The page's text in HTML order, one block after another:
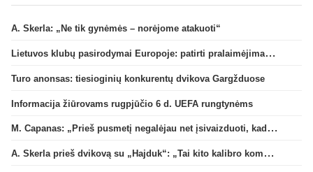
A. Skerla: „Ne tik gynėmės – norėjome atakuoti“
Lietuvos klubų pasirodymai Europoje: patirti pralaimėjimai Kroatijos atstovams
Turo anonsas: tiesioginių konkurentų dvikova Gargžduose
Informacija žiūrovams rugpjūčio 6 d. UEFA rungtynėms
M. Capanas: „Prieš pusmetį negalėjau net įsivaizduoti, kad žaisime prieš „Hajduk“
A. Skerla prieš dvikovą su „Hajduk“: „Tai kito kalibro komanda“